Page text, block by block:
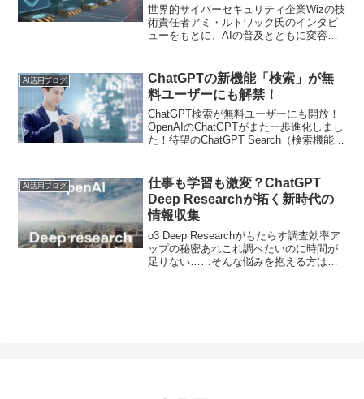
世界的サイバーセキュリティ企業Wizの技
術責任者アミ・ルトワック氏のインタビ
ューをもとに、AIの普及とともに変容す
ついて詳しく解説します。
AI活用ブログ
ChatGPTの新機能「検索」が無
料ユーザーにも解禁！
ChatGPT検索が無料ユーザーにも開放！
OpenAIのChatGPTがまた一歩進化しまし
た！待望のChatGPT Search（検索機能）
るようになりました。従来の検...
AI活用ブログ
仕事も学習も激変？ChatGPT
Deep Researchが拓く新時代の
情報収集
o3 Deep Researchがもたらす調査効率ア
ップの秘密あれこれ調べたいのに時間が
足りない……そんな悩みを抱える方は多